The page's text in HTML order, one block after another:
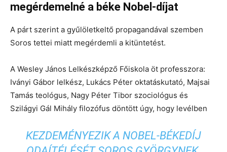
megérdemelné a béke Nobel-díjat
A párt szerint a gyűlöletkeltő propagandával szemben
Soros tettei miatt megérdemli a kitüntetést.
A Wesley János Lelkészképző Főiskola öt professzora:
Iványi Gábor lelkész, Lukács Péter oktatáskutató, Majsai
Tamás teológus, Nagy Péter Tibor szociológus és
Szilágyi Gál Mihály filozófus döntött úgy, hogy levélben
KEZDEMÉNYEZIK A NOBEL-BÉKEDÍJ